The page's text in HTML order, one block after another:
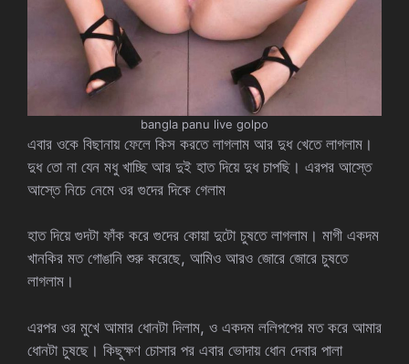
bangla panu live golpo
এবার ওকে বিছানায় ফেলে কিস করতে লাগলাম আর দুধ খেতে লাগলাম।
দুধ তো না যেন মধু খাচ্ছি আর দুই হাত দিয়ে দুধ চাপছি। এরপর আস্তে
আস্তে নিচে নেমে ওর গুদের দিকে গেলাম
হাত দিয়ে গুদটা ফাঁক করে গুদের কোয়া দুটো চুষতে লাগলাম। মাগী একদম
খানকির মত গোঙানি শুরু করেছে, আমিও আরও জোরে জোরে চুষতে
লাগলাম।
এরপর ওর মুখে আমার ধোনটা দিলাম, ও একদম ললিপপের মত করে আমার
ধোনটা চুষছে। কিছুক্ষণ চোসার পর এবার ভোদায় ধোন দেবার পালা